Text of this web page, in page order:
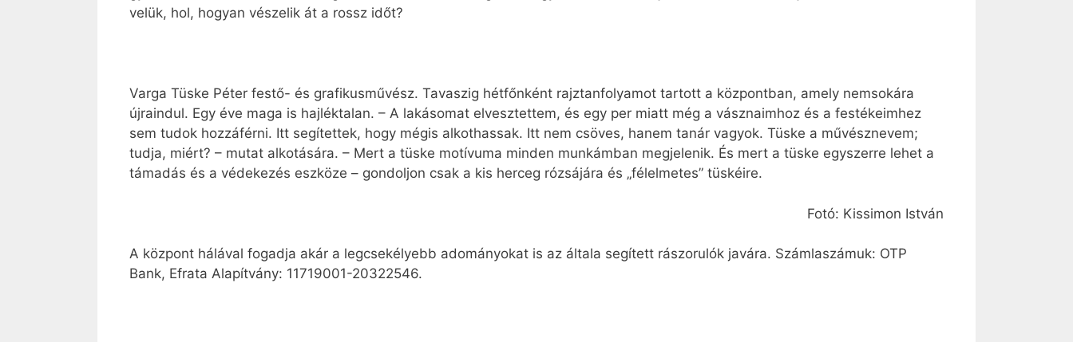
velük, hol, hogyan vészelik át a rossz időt?
Varga Tüske Péter festő- és grafikusművész. Tavaszig hétfőnként rajztanfolyamot tartott a központban, amely nemsokára
újraindul. Egy éve maga is hajléktalan. – A lakásomat elvesztettem, és egy per miatt még a vásznaimhoz és a festékeimhez
sem tudok hozzáférni. Itt segítettek, hogy mégis alkothassak. Itt nem csöves, hanem tanár vagyok. Tüske a művésznevem;
tudja, miért? – mutat alkotására. – Mert a tüske motívuma minden munkámban megjelenik. És mert a tüske egyszerre lehet a
támadás és a védekezés eszköze – gondoljon csak a kis herceg rózsájára és „félelmetes” tüskéire.
Fotó: Kissimon István
A központ hálával fogadja akár a legcsekélyebb adományokat is az általa segített rászorulók javára. Számlaszámuk: OTP
Bank, Efrata Alapítvány: 11719001-20322546.